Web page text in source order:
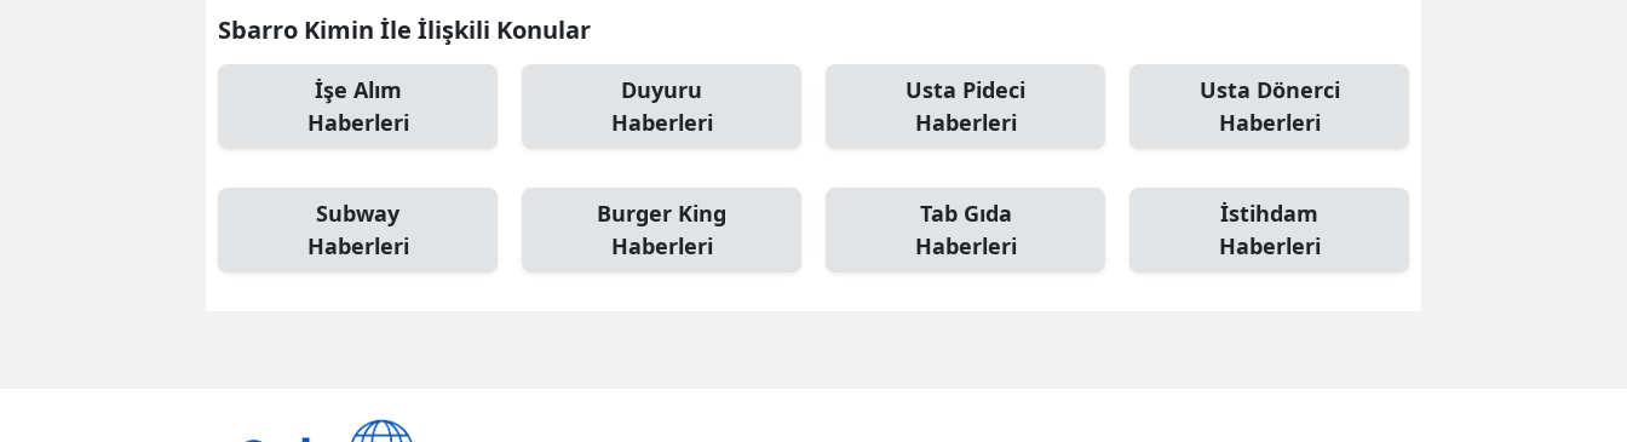
Sbarro Kimin İle İlişkili Konular
İşe Alım
Haberleri
Duyuru
Haberleri
Usta Pideci
Haberleri
Usta Dönerci
Haberleri
Subway
Haberleri
Burger King
Haberleri
Tab Gıda
Haberleri
İstihdam
Haberleri